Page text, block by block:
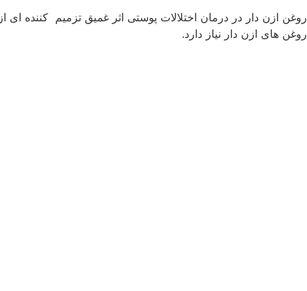
روغن ازن دار در درمان اختلالات پوستی اثر غمیق تزمیم کننده ای
روغن های ازن دار نیاز دارد.